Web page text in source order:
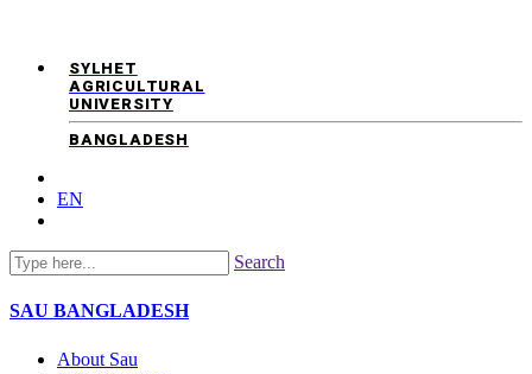
SYLHET
AGRICULTURAL
UNIVERSITY
BANGLADESH
EN
Search
SAU BANGLADESH
About Sau